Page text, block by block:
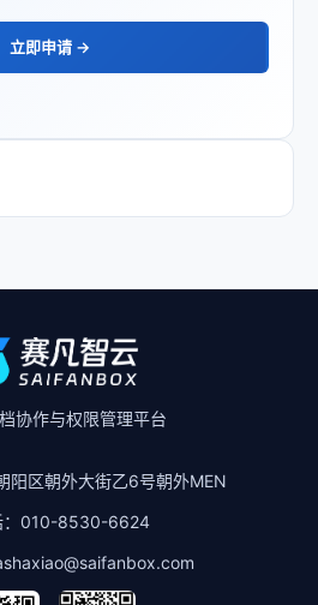
立即申请 →
协作与权限管理平台
阳区朝外大街乙6号朝外MEN
010-8530-6624